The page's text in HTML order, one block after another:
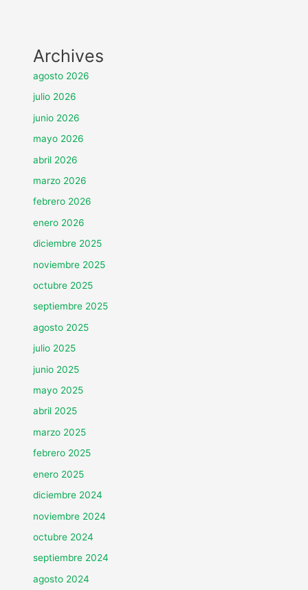
Archives
agosto 2026
julio 2026
junio 2026
mayo 2026
abril 2026
marzo 2026
febrero 2026
enero 2026
diciembre 2025
noviembre 2025
octubre 2025
septiembre 2025
agosto 2025
julio 2025
junio 2025
mayo 2025
abril 2025
marzo 2025
febrero 2025
enero 2025
diciembre 2024
noviembre 2024
octubre 2024
septiembre 2024
agosto 2024